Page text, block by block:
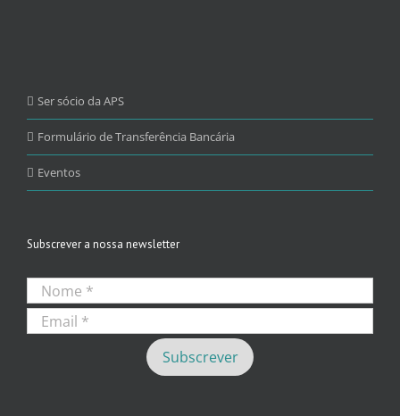
Ser sócio da APS
Formulário de Transferência Bancária
Eventos
Subscrever a nossa newsletter